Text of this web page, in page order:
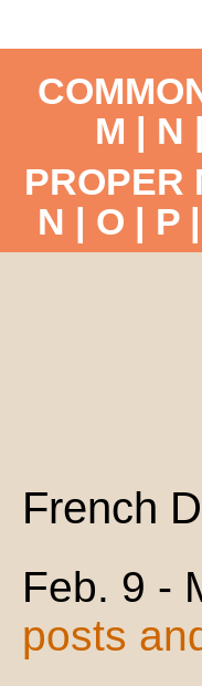
M | N |
PROPER
N | O | P|
French
Feb. 9 -
posts